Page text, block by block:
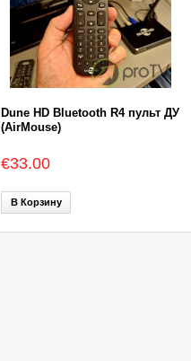
Dune HD Bluetooth R4 пульт ДУ
(AirMouse)
€33.00
В Корзину